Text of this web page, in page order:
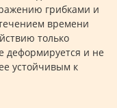
грибками и
времени
только
деформируется и не
устойчивым к